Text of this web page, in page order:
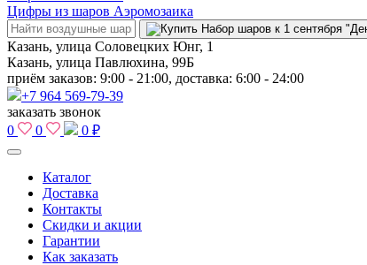
Цифры из шаров Аэромозаика
Казань, улица Соловецких Юнг, 1
Казань, улица Павлюхина, 99Б
приём заказов: 9:00 - 21:00, доставка: 6:00 - 24:00
+7 964 569-79-39
заказать звонок
0
0 0 ₽
Каталог
Доставка
Контакты
Скидки и акции
Гарантии
Как заказать